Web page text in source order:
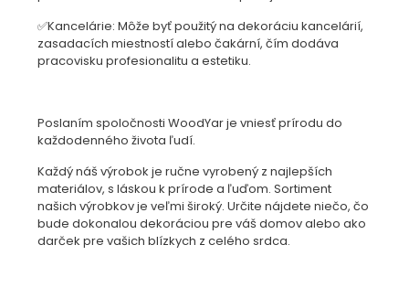
✅Kancelárie: Môže byť použitý na dekoráciu kancelárií,
zasadacích miestností alebo čakární, čím dodáva
pracovisku profesionalitu a estetiku.
Poslaním spoločnosti WoodYar je vniesť prírodu do
každodenného života ľudí.
Každý náš výrobok je ručne vyrobený z najlepších
materiálov, s láskou k prírode a ľuďom. Sortiment
našich výrobkov je veľmi široký. Určite nájdete niečo, čo
bude dokonalou dekoráciou pre váš domov alebo ako
darček pre vašich blízkych z celého srdca.